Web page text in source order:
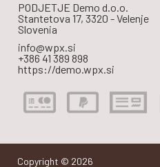
PODJETJE Demo d.o.o.
Stantetova 17, 3320 - Velenje
Slovenia
info@wpx.si
+386 41 389 898
https://demo.wpx.si
Copyright © 2026